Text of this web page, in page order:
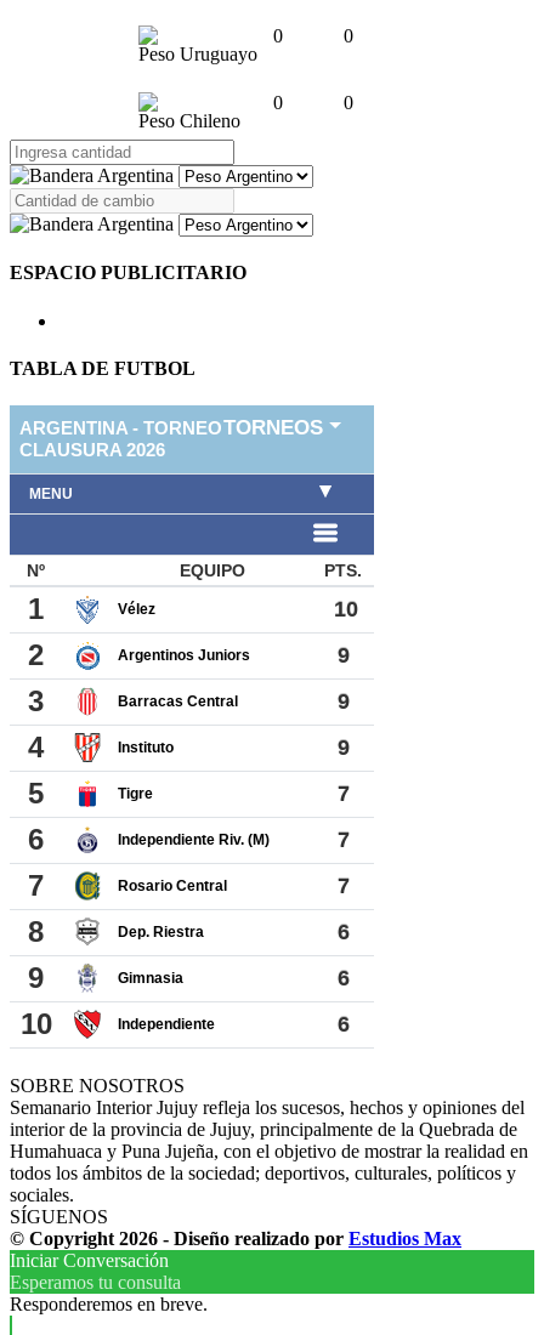
Peso Uruguayo
0 0
Peso Chileno
0 0
ESPACIO PUBLICITARIO
TABLA DE FUTBOL
SOBRE NOSOTROS
Semanario Interior Jujuy refleja los sucesos, hechos y opiniones del
interior de la provincia de Jujuy, principalmente de la Quebrada de
Humahuaca y Puna Jujeña, con el objetivo de mostrar la realidad en
todos los ámbitos de la sociedad; deportivos, culturales, políticos y
sociales.
SÍGUENOS
© Copyright 2026 - Diseño realizado por Estudios Max
Iniciar Conversación
Esperamos tu consulta
Responderemos en breve.